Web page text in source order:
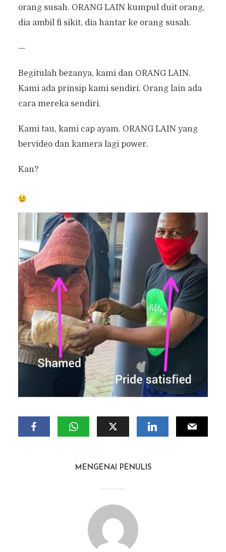
orang susah. ORANG LAIN kumpul duit orang,
dia ambil fi sikit, dia hantar ke orang susah.
—
Begitulah bezanya, kami dan ORANG LAIN.
Kami ada prinsip kami sendiri. Orang lain ada
cara mereka sendiri.
Kami tau, kami cap ayam. ORANG LAIN yang
bervideo dan kamera lagi power.
Kan?
MENGENAI PENULIS